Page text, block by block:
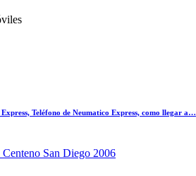
Teléfono de Neumatico Express, como llegar a…
San Diego 2006